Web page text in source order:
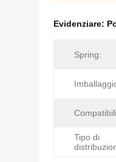
Evidenziare:
Spring:
Tipo di